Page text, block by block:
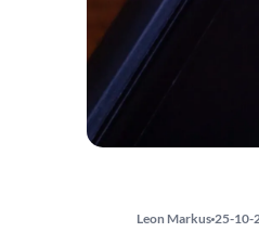
Leon Markus 25-10-